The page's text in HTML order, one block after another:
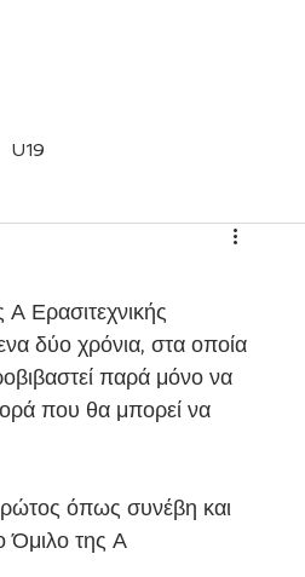
U19
Ερασιτεχνικής
δύο χρόνια, στα οποία
παρά μόνο να
που θα μπορεί να
όπως συνέβη και
Όμιλο της Α